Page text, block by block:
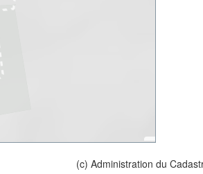
(c) Administration du